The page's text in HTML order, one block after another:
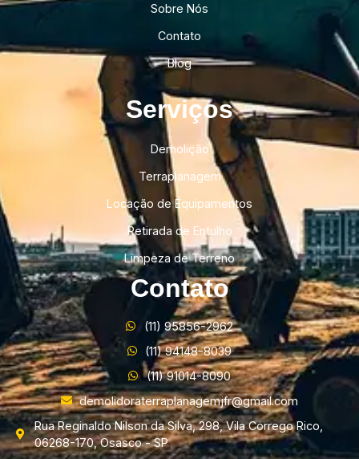
Sobre Nós
Contato
Blog
Serviços
Demolição
Terraplanagem
Locação de Equipamentos
Retirada de Entulho
Limpeza de Terreno
Contato
(11) 95856-2962
(11) 94148-8039
(11) 91014-8090
demolidoraterraplanagemjfr@gmail.com
Rua Reginaldo Nilson da Silva, 298, Vila Corrego Rico,
06268-170, Osasco - SP